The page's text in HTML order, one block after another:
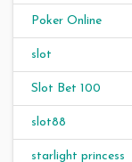
Poker Online
slot
Slot Bet 100
slot88
starlight princess